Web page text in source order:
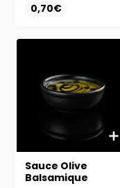
0,70€
Sauce Olive
Balsamique